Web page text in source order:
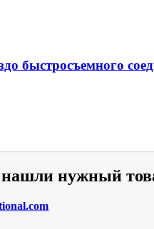
быстросъемного
нужный